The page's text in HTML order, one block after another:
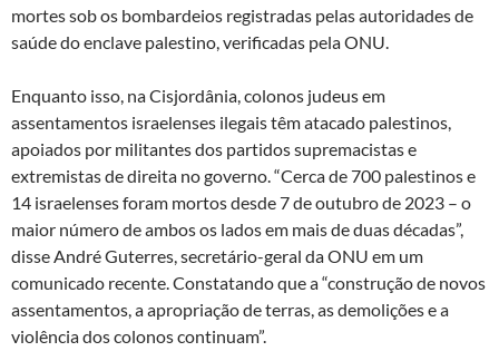
mortes sob os bombardeios registradas pelas autoridades de
saúde do enclave palestino, verificadas pela ONU.
Enquanto isso, na Cisjordânia, colonos judeus em
assentamentos israelenses ilegais têm atacado palestinos,
apoiados por militantes dos partidos supremacistas e
extremistas de direita no governo. “Cerca de 700 palestinos e
14 israelenses foram mortos desde 7 de outubro de 2023 – o
maior número de ambos os lados em mais de duas décadas”,
disse André Guterres, secretário-geral da ONU em um
comunicado recente. Constatando que a “construção de novos
assentamentos, a apropriação de terras, as demolições e a
violência dos colonos continuam”.